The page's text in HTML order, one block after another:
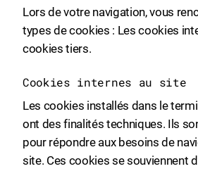
Lors de votre navigation, vous
types de cookies : Les cookies
cookies tiers.
Cookies internes au site
Les cookies installés dans le
ont des finalités techniques. Ils
pour répondre aux besoins de
site. Ces cookies se souviennent